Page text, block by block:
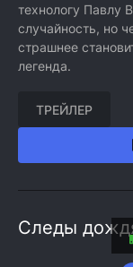
технологу Павлу
случайность, но
страшнее
легенда.
ТРЕЙЛЕР
Следы